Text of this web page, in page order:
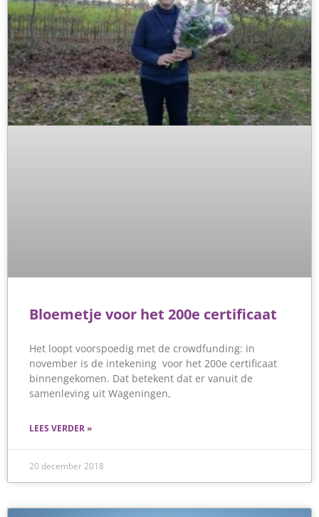
Bloemetje voor het 200e certificaat
Het loopt voorspoedig met de crowdfunding: in
november is de intekening voor het 200e certificaat
binnengekomen. Dat betekent dat er vanuit de
samenleving uit Wageningen,
LEES VERDER »
20 december 2018